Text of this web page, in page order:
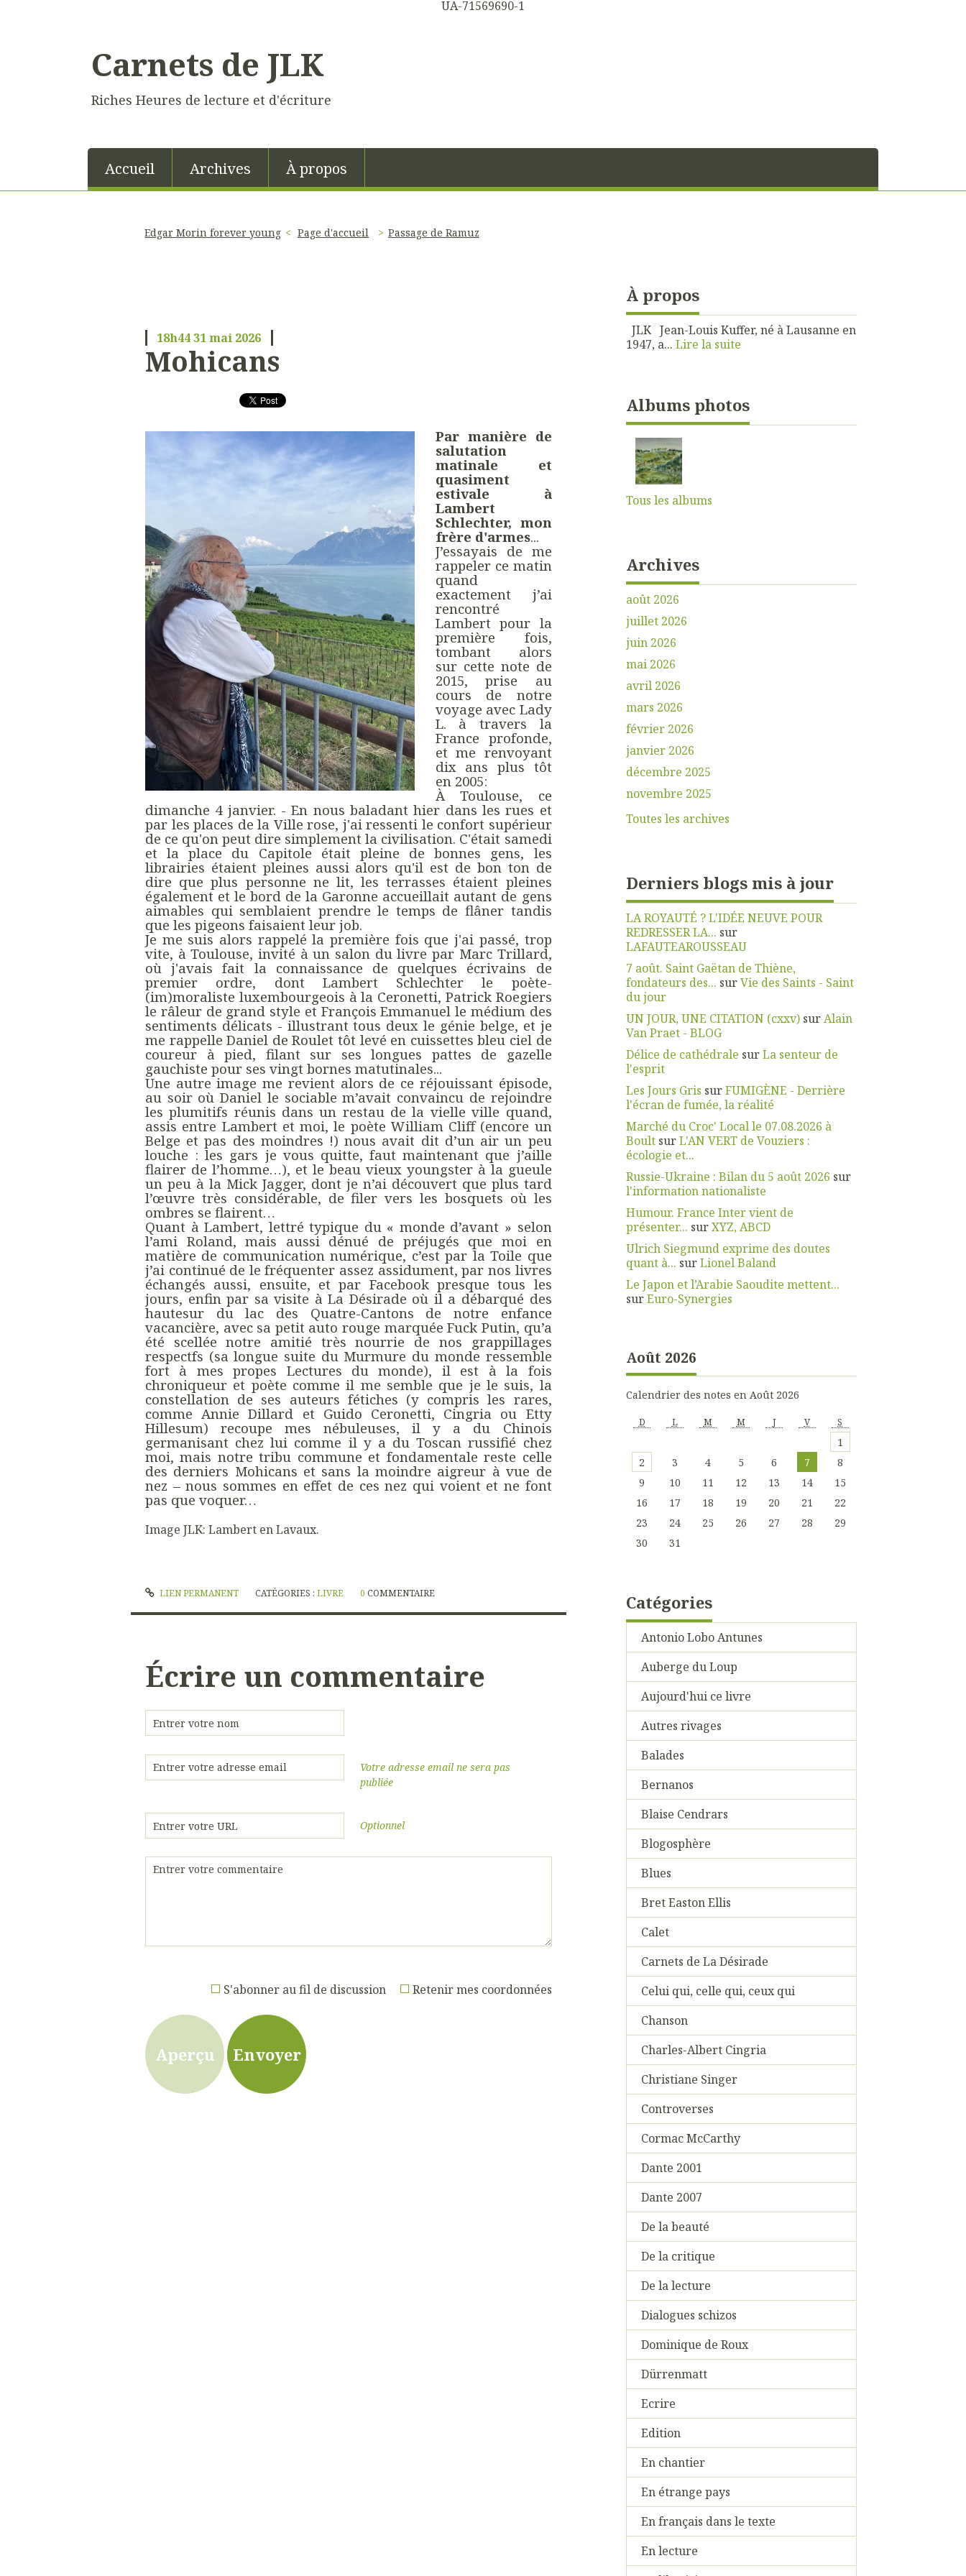
UA-71569690-1
Carnets de JLK
Riches Heures de lecture et d'écriture
Accueil Archives À propos
Edgar Morin forever young Page d'accueil Passage de Ramuz
18h44 31mai 2026
Mohicans
Par manière de
salutation
matinale et
quasiment
estivale à
Lambert
Schlechter, mon
frère d'armes...
J’essayais de me
rappeler ce matin
quand
exactement j’ai
rencontré
Lambert pour la
première fois,
tombant alors
sur cette note de
2015, prise au
cours de notre
voyage avec Lady
L. à travers la
France profonde,
et me renvoyant
dix ans plus tôt
en 2005:
À Toulouse, ce
dimanche 4 janvier. - En nous baladant hier dans les rues et
par les places de la Ville rose, j'ai ressenti le confort supérieur
de ce qu'on peut dire simplement la civilisation. C'était samedi
et la place du Capitole était pleine de bonnes gens, les
librairies étaient pleines aussi alors qu'il est de bon ton de
dire que plus personne ne lit, les terrasses étaient pleines
également et le bord de la Garonne accueillait autant de gens
aimables qui semblaient prendre le temps de flâner tandis
que les pigeons faisaient leur job.
Je me suis alors rappelé la première fois que j'ai passé, trop
vite, à Toulouse, invité à un salon du livre par Marc Trillard,
où j'avais fait la connaissance de quelques écrivains de
premier ordre, dont Lambert Schlechter le poète-
(im)moraliste luxembourgeois à la Ceronetti, Patrick Roegiers
le râleur de grand style et François Emmanuel le médium des
sentiments délicats - illustrant tous deux le génie belge, et je
me rappelle Daniel de Roulet tôt levé en cuissettes bleu ciel de
coureur à pied, filant sur ses longues pattes de gazelle
gauchiste pour ses vingt bornes matutinales...
Une autre image me revient alors de ce réjouissant épisode,
au soir où Daniel le sociable m’avait convaincu de rejoindre
les plumitifs réunis dans un restau de la vielle ville quand,
assis entre Lambert et moi, le poète William Cliff (encore un
Belge et pas des moindres !) nous avait dit d’un air un peu
louche : les gars je vous quitte, faut maintenant que j’aille
flairer de l’homme…), et le beau vieux youngster à la gueule
un peu à la Mick Jagger, dont je n’ai découvert que plus tard
l’œuvre très considérable, de filer vers les bosquets où les
ombres se flairent…
Quant à Lambert, lettré typique du « monde d’avant » selon
l’ami Roland, mais aussi dénué de préjugés que moi en
matière de communication numérique, c’est par la Toile que
j’ai continué de le fréquenter assez assidument, par nos livres
échangés aussi, ensuite, et par Facebook presque tous les
jours, enfin par sa visite à La Désirade où il a débarqué des
hautesur du lac des Quatre-Cantons de notre enfance
vacancière, avec sa petit auto rouge marquée Fuck Putin, qu’a
été scellée notre amitié très nourrie de nos grappillages
respectfs (sa longue suite du Murmure du monde ressemble
fort à mes propes Lectures du monde), il est à la fois
chroniqueur et poète comme il me semble que je le suis, la
constellation de ses auteurs fétiches (y compris les rares,
comme Annie Dillard et Guido Ceronetti, Cingria ou Etty
Hillesum) recoupe mes nébuleuses, il y a du Chinois
germanisant chez lui comme il y a du Toscan russifié chez
moi, mais notre tribu commune et fondamentale reste celle
des derniers Mohicans et sans la moindre aigreur à vue de
nez – nous sommes en effet de ces nez qui voient et ne font
pas que voquer…
Image JLK: Lambert en Lavaux.
LIEN PERMANENT CATÉGORIES :LIVRE 0 COMMENTAIRE
Écrire un commentaire
Votre adresse email ne sera pas
publiée
Optionnel
Retenir mes coordonnées
S'abonner au fil de discussion
À propos
JLK Jean-Louis Kuffer, né à Lausanne en
1947, a... Lire la suite
Albums photos
Tous les albums
Archives
août 2026
juillet 2026
juin 2026
mai 2026
avril 2026
mars 2026
février 2026
janvier 2026
décembre 2025
novembre 2025
Toutes les archives
Derniers blogs mis à jour
LA ROYAUTÉ ? L'IDÉE NEUVE POUR
REDRESSER LA... sur
LAFAUTEAROUSSEAU
7 août. Saint Gaëtan de Thiène,
fondateurs des... surVie des Saints - Saint
du jour
UN JOUR, UNE CITATION (cxxv)surAlain
Van Praet - BLOG
Délice de cathédrale surLa senteur de
l'esprit
Les Jours Gris surFUMIGÈNE - Derrière
l'écran de fumée, la réalité
Marché du Croc' Local le 07.08.2026 à
BoultsurL'AN VERT de Vouziers :
écologie et...
Russie-Ukraine : Bilan du 5 août 2026 sur
l'information nationaliste
Humour. France Inter vient de
présenter... surXYZ, ABCD
Ulrich Siegmund exprime des doutes
quant à... surLionel Baland
Le Japon et l’Arabie Saoudite mettent...
surEuro-Synergies
Août 2026
Calendrier des notes en Août 2026
D L M M J V S
1
2
3 4 5 6 7
8
9
10 11 12 13 14
15
16
17 18 19 20 21
22
23
24 25 26 27 28
29
30
31
Catégories
Antonio Lobo Antunes
Auberge du Loup
Aujourd'hui ce livre
Autres rivages
Balades
Bernanos
Blaise Cendrars
Blogosphère
Blues
Bret Easton Ellis
Calet
Carnets de La Désirade
Celui qui, celle qui, ceux qui
Chanson
Charles-Albert Cingria
Christiane Singer
Controverses
Cormac McCarthy
Dante 2001
Dante 2007
De la beauté
De la critique
De la lecture
Dialogues schizos
Dominique de Roux
Dürrenmatt
Ecrire
Edition
En chantier
En étrange pays
En français dans le texte
En lecture